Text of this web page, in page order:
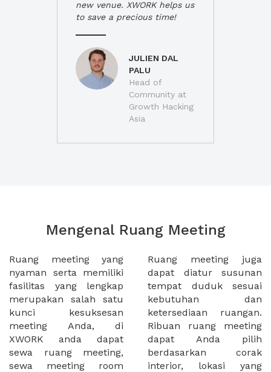
new venue. XWORK helps us
to save a precious time!
JULIEN DAL
PALU
Head of
Community at
Growth Hacking
Asia
Mengenal Ruang Meeting
Ruang meeting yang
nyaman serta memiliki
fasilitas yang lengkap
merupakan salah satu
kunci kesuksesan
meeting Anda, di
XWORK anda dapat
sewa ruang meeting,
sewa meeting room
Ruang meeting juga
dapat diatur susunan
tempat duduk sesuai
kebutuhan dan
ketersediaan ruangan.
Ribuan ruang meeting
dapat Anda pilih
berdasarkan corak
interior, lokasi yang